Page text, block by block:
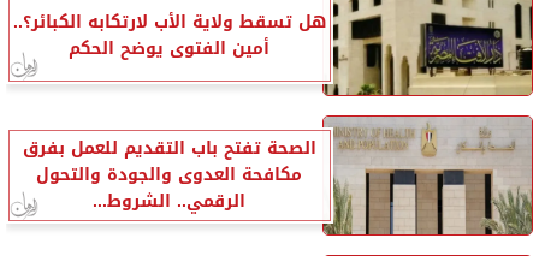
هل تسقط ولاية الأب لارتكابه الكبائر؟..
أمين الفتوى يوضح الحكم
الصحة تفتح باب التقديم للعمل بفرق
مكافحة العدوى والجودة والتحول
الرقمي.. الشروط...